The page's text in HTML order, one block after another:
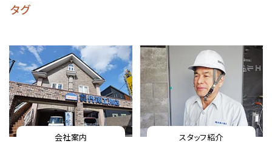
タグ
会社案内 スタッフ紹介